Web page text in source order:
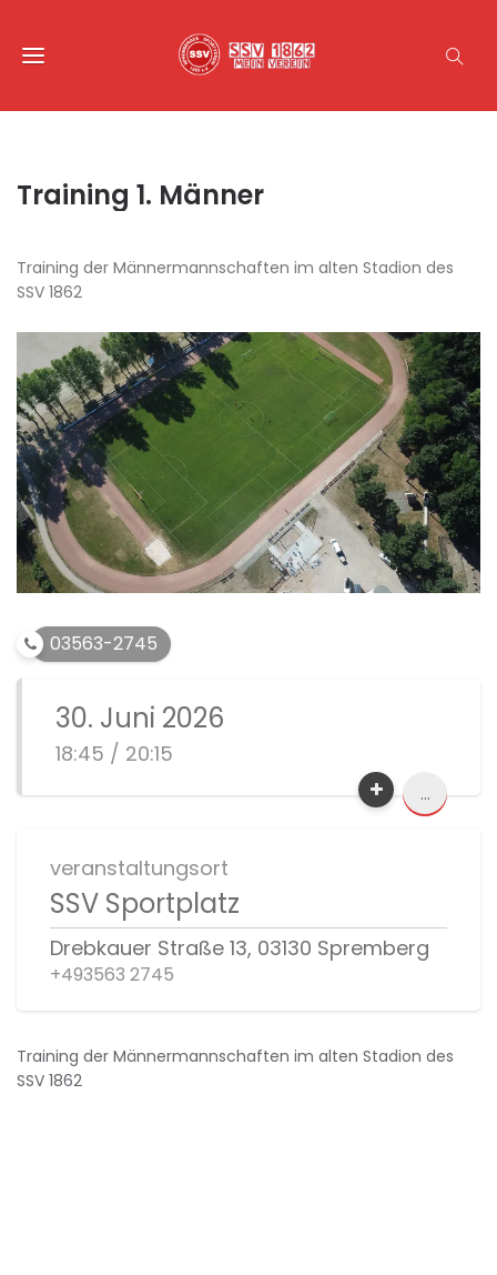
Training 1. Männer
Training der Männermannschaften im alten Stadion des
SSV 1862
03563-2745
30. Juni 2026
18:45 / 20:15
...
veranstaltungsort
SSV Sportplatz
Drebkauer Straße 13, 03130 Spremberg
+493563 2745
Training der Männermannschaften im alten Stadion des
SSV 1862